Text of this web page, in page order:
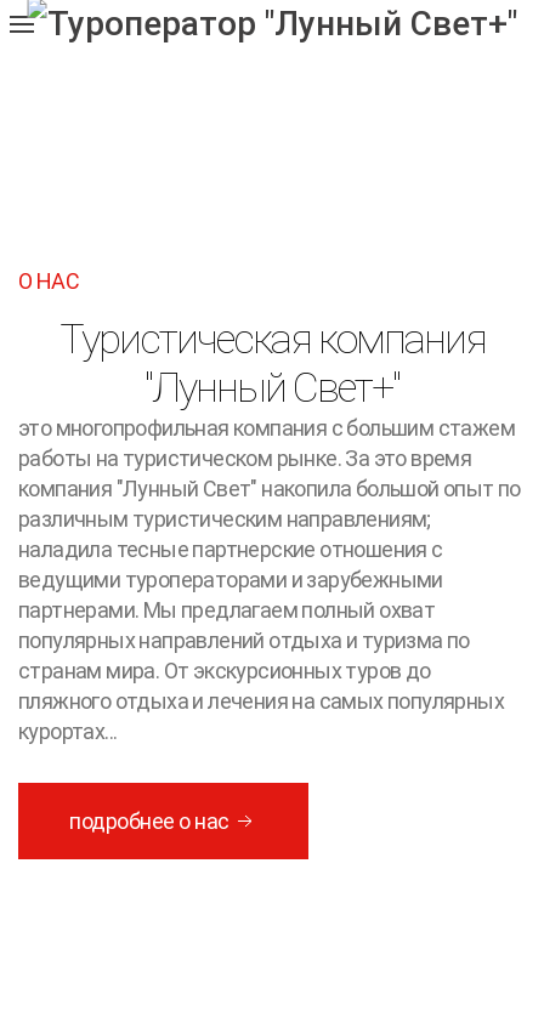
О НАС
Туристическая компания
"Лунный Свет+"
это многопрофильная компания с большим стажем
работы на туристическом рынке. За это время
компания "Лунный Свет" накопила большой опыт по
различным туристическим направлениям;
наладила тесные партнерские отношения с
ведущими туроператорами и зарубежными
партнерами. Мы предлагаем полный охват
популярных направлений отдыха и туризма по
странам мира. От экскурсионных туров до
пляжного отдыха и лечения на самых популярных
курортах...
подробнее о нас